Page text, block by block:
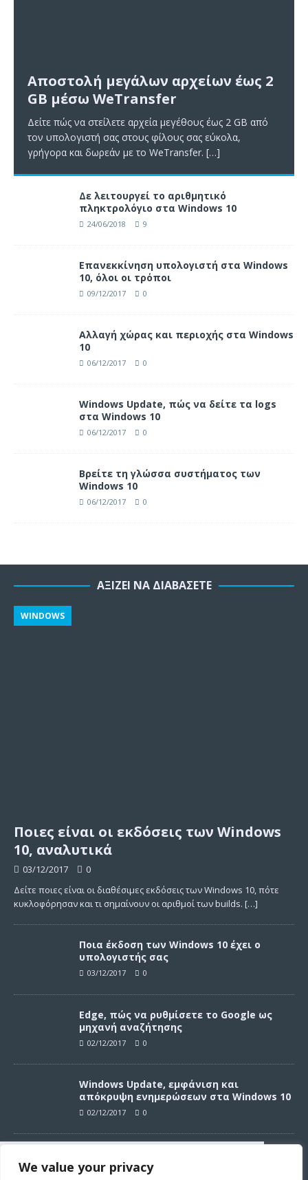
Συνεχίζοντας σε αυτό τον ιστότοπο
We value your privacy
Αποστολή μεγάλων αρχείων έως 2
GB μέσω WeTransfer
Δείτε πώς να στείλετε αρχεία μεγέθους έως 2 GB από
τον υπολογιστή σας στους φίλους σας εύκολα,
γρήγορα και δωρεάν με το WeTransfer. […]
Δε λειτουργεί το αριθμητικό
πληκτρολόγιο στα Windows 10
24/06/2018 9
Επανεκκίνηση υπολογιστή στα Windows
10, όλοι οι τρόποι
09/12/2017 0
Αλλαγή χώρας και περιοχής στα Windows
10
06/12/2017 0
Windows Update, πώς να δείτε τα logs
στα Windows 10
06/12/2017 0
Βρείτε τη γλώσσα συστήματος των
Windows 10
06/12/2017 0
ΑΞΊΖΕΙ ΝΑ ΔΙΑΒΆΣΕΤΕ
Ποιες είναι οι εκδόσεις των Windows
10, αναλυτικά
WINDOWS
03/12/2017
0
Δείτε ποιες είναι οι διαθέσιμες εκδόσεις των Windows 10, πότε
κυκλοφόρησαν και τι σημαίνουν οι αριθμοί των builds. […]
Ποια έκδοση των Windows 10 έχει ο
υπολογιστής σας
03/12/2017 0
Edge, πώς να ρυθμίσετε το Google ως
μηχανή αναζήτησης
02/12/2017 0
Windows Update, εμφάνιση και
απόκρυψη ενημερώσεων στα Windows 10
02/12/2017 0
ενημερώσεων στα Windows 10